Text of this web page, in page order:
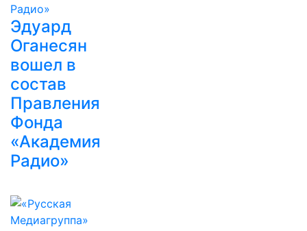
Эдуард
Оганесян
вошел в
состав
Правления
Фонда
«Академия
Радио»